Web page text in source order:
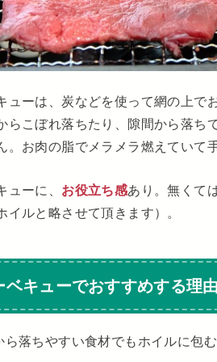
ューは、炭などを使って網の上で
らこぼれ落ちたり、隙間から落ち
。お肉の脂でメラメラ燃えていて
ューに、 お役立ち感あり。無くて
イルと略させて頂きます）。
ベキューでおすすめする理
ら落ちやすい食材でもホイルに包